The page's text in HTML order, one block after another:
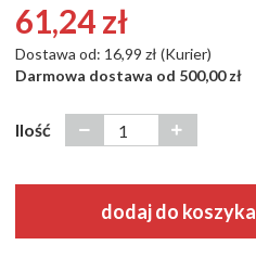
61,24 zł
Dostawa od: 16,99 zł (Kurier)
Darmowa dostawa od 500,00 zł
Ilość
dodaj do koszyka